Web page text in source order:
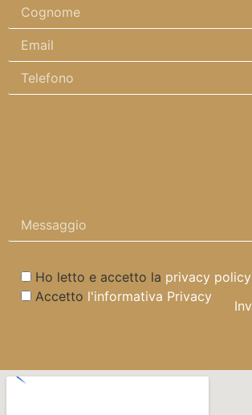
Ho letto e accetto la privacy policy
Accetto l'informativa Privacy